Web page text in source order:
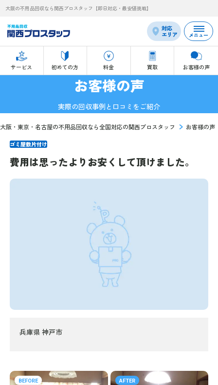
大阪の不用品回収なら関西プロスタッフ【即日対応・最安値挑戦】
対応
エリア
サービス 初めての方 料金 買取 お客様の声
メニュー
お客様の声
実際の回収事例と口コミをご紹介
大阪・東京・名古屋の不用品回収なら全国対応の関西プロスタッフ お客様の声
ゴミ屋敷片付け
費用は思ったよりお安くして頂けました。
兵庫県 神戸市
BEFORE AFTER